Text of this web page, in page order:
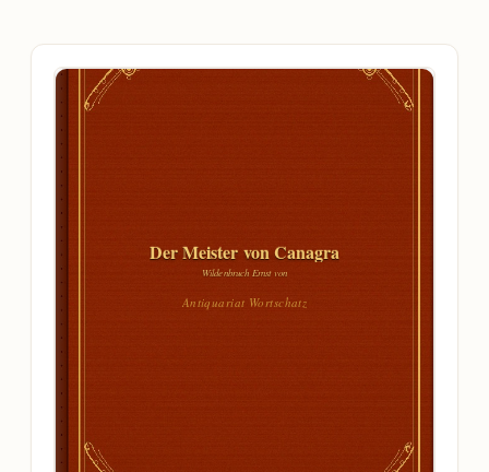
Der Meister von Canagra
Wildenbruch Ernst von
Antiquariat Wortschatz